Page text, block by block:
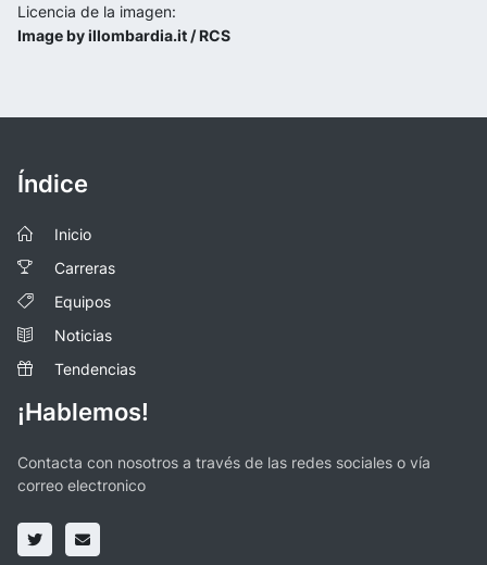
Licencia de la imagen:
Image by illombardia.it / RCS
Índice
Inicio
Carreras
Equipos
Noticias
Tendencias
¡Hablemos!
Contacta con nosotros a través de las redes sociales o vía
correo electronico